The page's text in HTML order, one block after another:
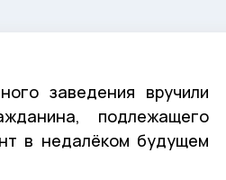
заведения вручили
подлежащего
в недалёком будущем